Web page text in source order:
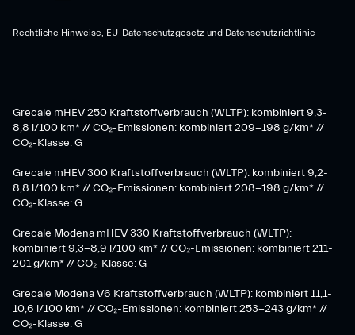
Rechtliche Hinweise, EU-Datenschutzgesetz und Datenschutzrichtlinie
Grecale mHEV 250 Kraftstoffverbrauch (WLTP): kombiniert 9,3-
8,8 l/100 km* // CO₂-Emissionen: kombiniert 209-198 g/km* ​//
CO₂-Klasse: G
Grecale mHEV 300 Kraftstoffverbrauch (WLTP): kombiniert 9,2-
8,8 l/100 km* // CO₂-Emissionen: kombiniert 208-198 g/km* //
CO₂-Klasse: G
Grecale Modena mHEV 330 Kraftstoffverbrauch (WLTP):
kombiniert 9,3-8,9 l/100 km* // CO₂-Emissionen: kombiniert 211-
201 g/km* // CO₂-Klasse: G
Grecale Modena V6 Kraftstoffverbrauch (WLTP): kombiniert 11,1-
10,6 l/100 km* // CO₂-Emissionen: kombiniert 253-243 g/km* //
CO₂-Klasse: G